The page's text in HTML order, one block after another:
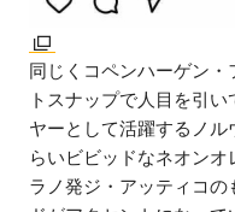
同じくコペンハーゲン
トスナップで人目を引
ヤーとして活躍するノル
らいビビッドなネオンオ
ラノ発ジ・アッティコ